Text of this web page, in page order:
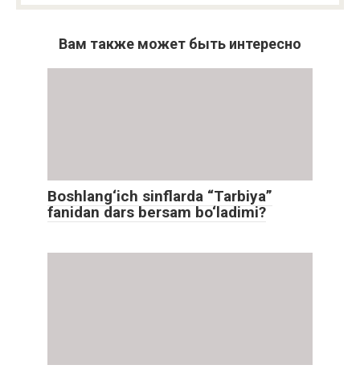
Вам также может быть интересно
Boshlang‘ich sinflarda “Tarbiya”
fanidan dars bersam bo‘ladimi?